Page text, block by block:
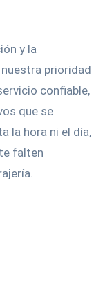
y la
prioridad
confiable,
que se
la hora ni el día,
falten